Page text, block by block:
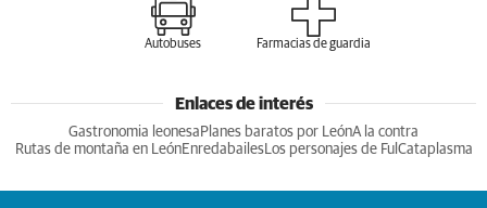
Autobuses Farmacias de guardia
Enlaces de interés
Gastronomia leonesa Planes baratos por LeónA la contra
Rutas de montaña en LeónEnredabailesLos personajes de Ful Cataplasma